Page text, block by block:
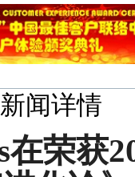
闻详情
在荣获